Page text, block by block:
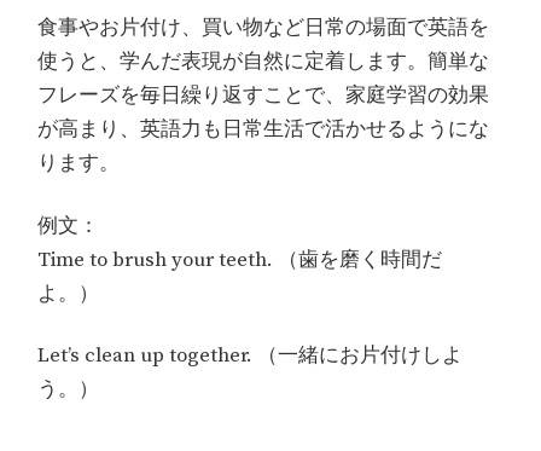
食事やお片付け、買い物など日常の場面で英語を
使うと、学んだ表現が自然に定着します。簡単な
フレーズを毎日繰り返すことで、家庭学習の効果
が高まり、英語力も日常生活で活かせるようにな
ります。
例文：
Time to brush your teeth. （歯を磨く時間だ
よ。）
Let’s clean up together. （一緒にお片付けしよ
う。）